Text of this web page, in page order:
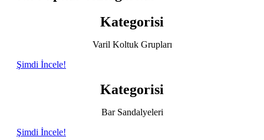
Kategorisi
Varil Koltuk Grupları
Şimdi İncele!
Kategorisi
Bar Sandalyeleri
Şimdi İncele!